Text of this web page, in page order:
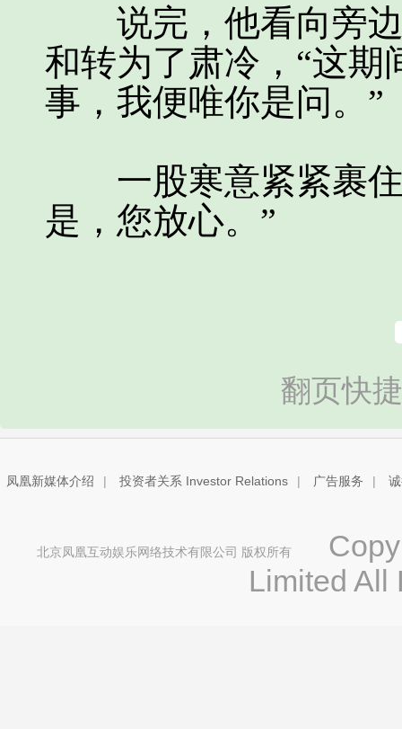
说完，他看向旁边
和转为了肃冷，“这期
事，我便唯你是问。”
一股寒意紧紧裹住
是，您放心。”
翻页快
凤凰新媒体介绍 | 投资者关系 Investor Relations | 广告服务 |
北京凤凰互动娱乐网络技术有限公司 版权所有
Limited All